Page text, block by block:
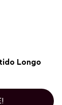
Longo